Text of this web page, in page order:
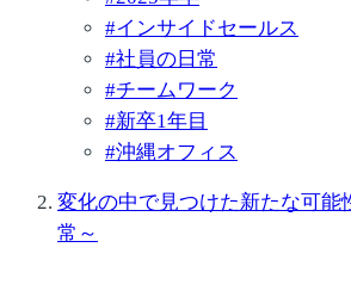
#インサイドセールス
#社員の日常
#チームワーク
#新卒1年目
#沖縄オフィス
変化の中で見つけた新たな可能
常～